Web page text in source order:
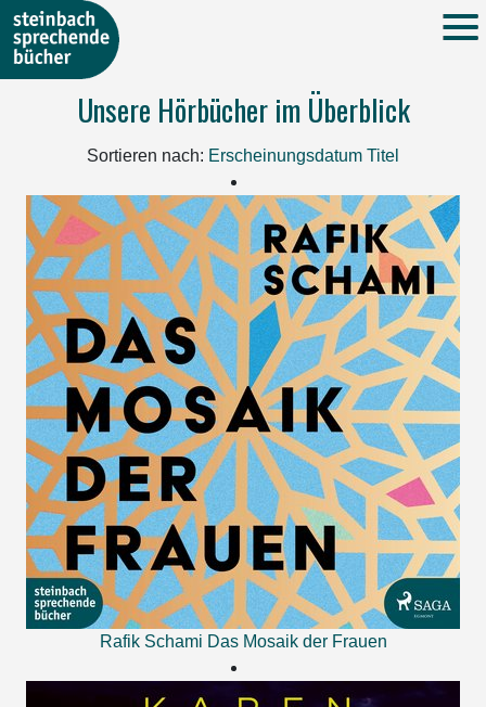
Unsere Hörbücher im Überblick
Sortieren nach: Erscheinungsdatum Titel
Rafik Schami Das Mosaik der Frauen